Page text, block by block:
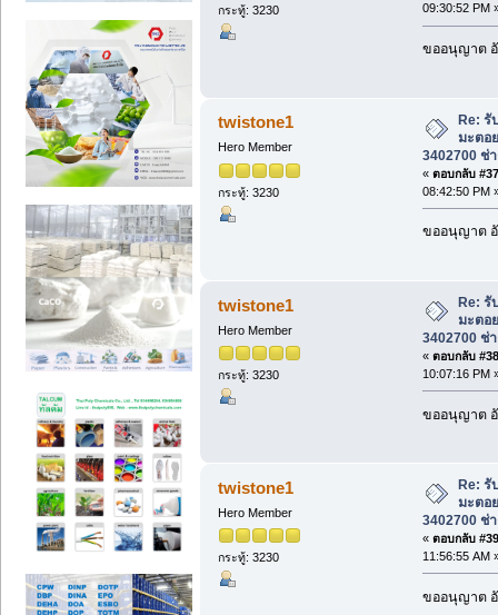
กระทู้: 3230
09:30:52 PM
ขออนุญาต
twistone1
Hero Member
กระทู้: 3230
Re: รั
มะตอ
3402700 ช่
« ตอบกลับ
08:42:50 PM
ขออนุญาต
twistone1
Hero Member
กระทู้: 3230
Re: รั
มะตอ
3402700 ช่
« ตอบกลับ
10:07:16 PM
ขออนุญาต
twistone1
Hero Member
กระทู้: 3230
Re: รั
มะตอ
3402700 ช่
« ตอบกลับ
11:56:55 AM
ขออนุญาต